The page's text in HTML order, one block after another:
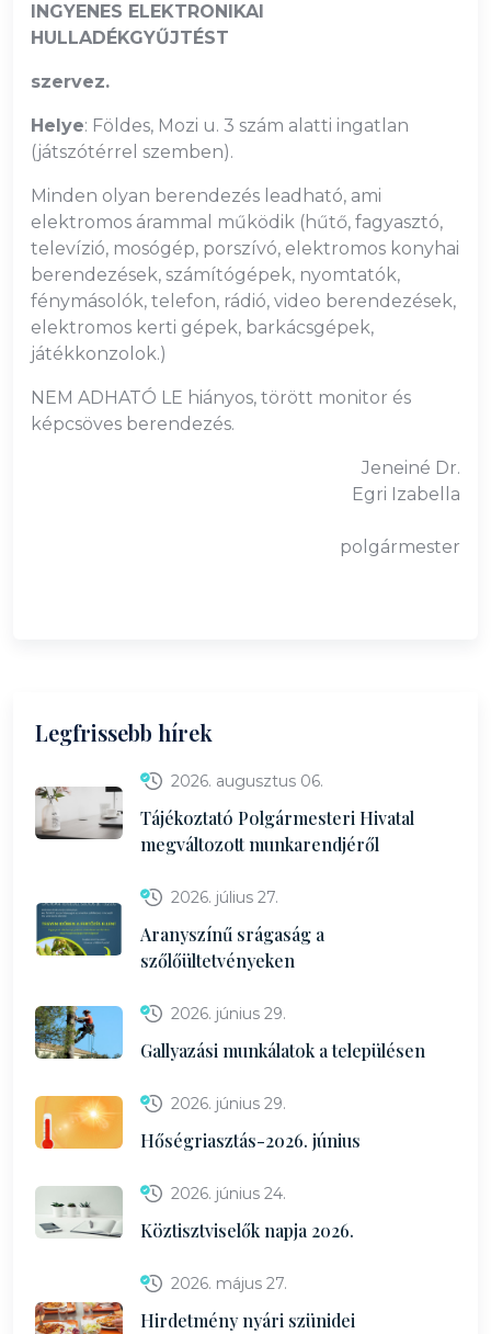
INGYENES ELEKTRONIKAI
HULLADÉKGYŰJTÉST
szervez.
Helye: Földes, Mozi u. 3 szám alatti ingatlan
(játszótérrel szemben).
Minden olyan berendezés leadható, ami
elektromos árammal működik (hűtő, fagyasztó,
televízió, mosógép, porszívó, elektromos konyhai
berendezések, számítógépek, nyomtatók,
fénymásolók, telefon, rádió, video berendezések,
elektromos kerti gépek, barkácsgépek,
játékkonzolok.)
NEM ADHATÓ LE hiányos, törött monitor és
képcsöves berendezés.
Jeneiné Dr.
Egri Izabella
polgármester
Legfrissebb hírek
2026. augusztus 06.
Tájékoztató Polgármesteri Hivatal
megváltozott munkarendjéről
2026. július 27.
Aranyszínű srágaság a
szőlőültetvényeken
2026. június 29.
Gallyazási munkálatok a településen
2026. június 29.
Hőségriasztás-2026. június
2026. június 24.
Köztisztviselők napja 2026.
2026. május 27.
Hirdetmény nyári szünidei